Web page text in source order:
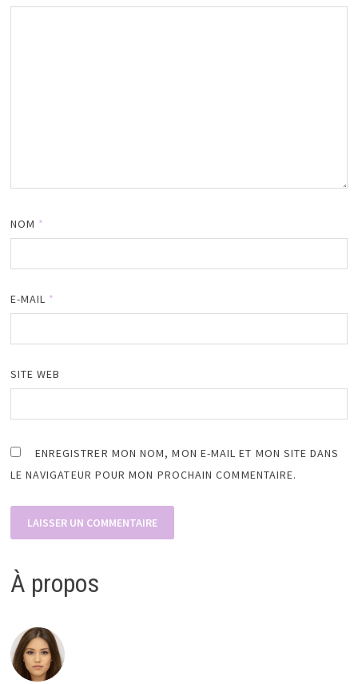
NOM *
E-MAIL *
SITE WEB
ENREGISTRER MON NOM, MON E-MAIL ET MON SITE DANS
LE NAVIGATEUR POUR MON PROCHAIN COMMENTAIRE.
À propos